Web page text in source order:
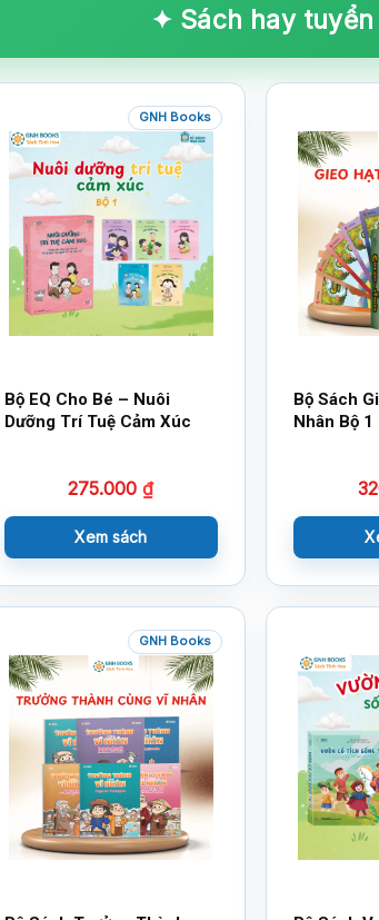
✦ Sách hay
GNH Books
Bộ EQ Cho Bé – Nuôi
Dưỡng Trí Tuệ Cảm Xúc
275.000₫
Xem sách
Bộ Sách
Nhân Bộ 1
GNH Books